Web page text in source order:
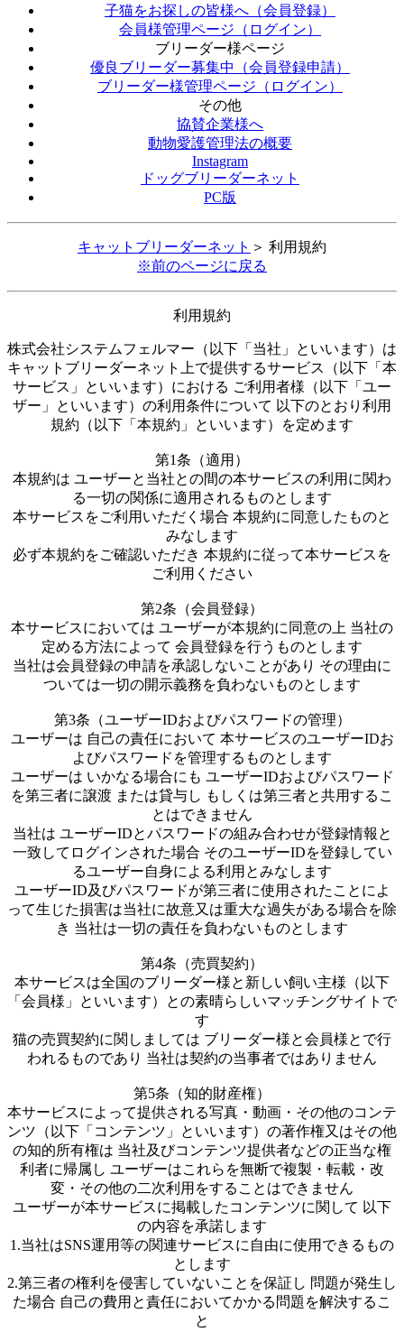
子猫をお探しの皆様へ（会員登録）
会員様管理ページ（ログイン）
ブリーダー様ページ
優良ブリーダー募集中（会員登録申請）
ブリーダー様管理ページ（ログイン）
その他
協賛企業様へ
動物愛護管理法の概要
Instagram
ドッグブリーダーネット
PC版
キャットブリーダーネット ＞ 利用規約
※前のページに戻る
利用規約
株式会社システムフェルマー（以下「当社」といいます）は
キャットブリーダーネット上で提供するサービス（以下「本
サービス」といいます）における ご利用者様（以下「ユー
ザー」といいます）の利用条件について 以下のとおり利用
規約（以下「本規約」といいます）を定めます
第1条（適用）
本規約は ユーザーと当社との間の本サービスの利用に関わ
る一切の関係に適用されるものとします
本サービスをご利用いただく場合 本規約に同意したものと
みなします
必ず本規約をご確認いただき 本規約に従って本サービスを
ご利用ください
第2条（会員登録）
本サービスにおいては ユーザーが本規約に同意の上 当社の
定める方法によって 会員登録を行うものとします
当社は会員登録の申請を承認しないことがあり その理由に
ついては一切の開示義務を負わないものとします
第3条（ユーザーIDおよびパスワードの管理）
ユーザーは 自己の責任において 本サービスのユーザーIDお
よびパスワードを管理するものとします
ユーザーは いかなる場合にも ユーザーIDおよびパスワード
を第三者に譲渡 または貸与し もしくは第三者と共用するこ
とはできません
当社は ユーザーIDとパスワードの組み合わせが登録情報と
一致してログインされた場合 そのユーザーIDを登録してい
るユーザー自身による利用とみなします
ユーザーID及びパスワードが第三者に使用されたことによ
って生じた損害は当社に故意又は重大な過失がある場合を除
き 当社は一切の責任を負わないものとします
第4条（売買契約）
本サービスは全国のブリーダー様と新しい飼い主様（以下
「会員様」といいます）との素晴らしいマッチングサイトで
す
猫の売買契約に関しましては ブリーダー様と会員様とで行
われるものであり 当社は契約の当事者ではありません
第5条（知的財産権）
本サービスによって提供される写真・動画・その他のコンテ
ンツ（以下「コンテンツ」といいます）の著作権又はその他
の知的所有権は 当社及びコンテンツ提供者などの正当な権
利者に帰属し ユーザーはこれらを無断で複製・転載・改
変・その他の二次利用をすることはできません
ユーザーが本サービスに掲載したコンテンツに関して 以下
の内容を承諾します
1.当社はSNS運用等の関連サービスに自由に使用できるもの
とします
2.第三者の権利を侵害していないことを保証し 問題が発生し
た場合 自己の費用と責任においてかかる問題を解決するこ
と